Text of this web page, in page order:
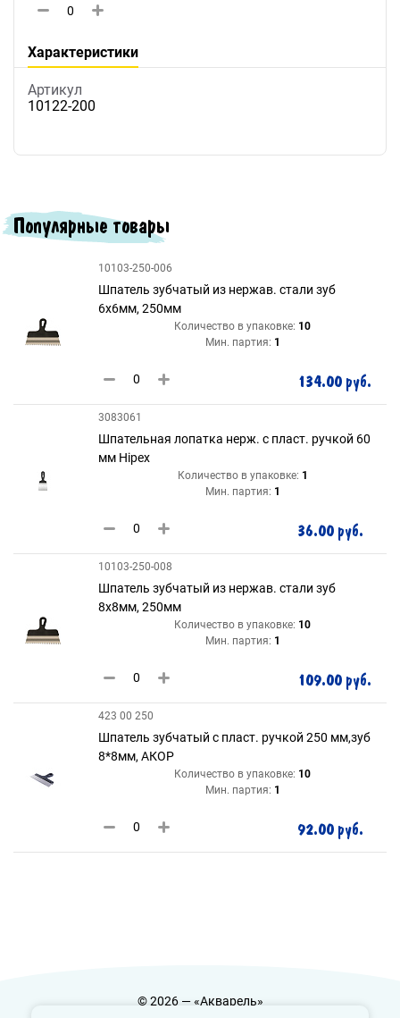
Характеристики
Артикул
10122-200
Популярные товары
10103-250-006
Шпатель зубчатый из нержав. стали зуб
6х6мм, 250мм
Количество в упаковке: 10
Мин. партия: 1
134.00 руб.
3083061
Шпательная лопатка нерж. с пласт. ручкой 60
мм Hipex
Количество в упаковке: 1
Мин. партия: 1
36.00 руб.
10103-250-008
Шпатель зубчатый из нержав. стали зуб
8х8мм, 250мм
Количество в упаковке: 10
Мин. партия: 1
109.00 руб.
423 00 250
Шпатель зубчатый с пласт. ручкой 250 мм,зуб
8*8мм, АКОР
Количество в упаковке: 10
Мин. партия: 1
92.00 руб.
© 2026 — «Акварель»